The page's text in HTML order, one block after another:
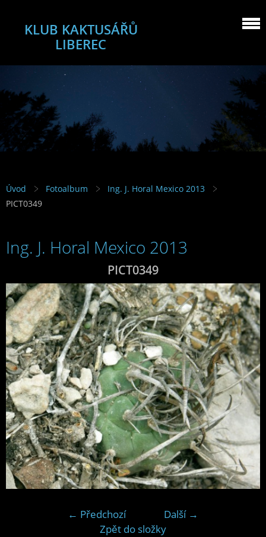
KLUB KAKTUSÁŘŮ
LIBEREC
Úvod Fotoalbum
Ing. J. Horal Mexico 2013
PICT0349
Ing. J. Horal Mexico 2013
PICT0349
← Předchozí
Další →
Zpět do složky